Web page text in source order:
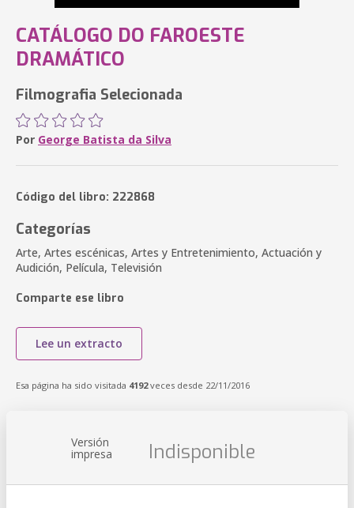
CATÁLOGO DO FAROESTE
DRAMÁTICO
Filmografia Selecionada
Por George Batista da Silva
Código del libro: 222868
Categorías
Arte, Artes escénicas, Artes y Entretenimiento, Actuación y
Audición, Película, Televisión
Comparte ese libro
Lee un extracto
Esa página ha sido visitada 4192veces desde 22/11/2016
Versión
impresa Indisponible